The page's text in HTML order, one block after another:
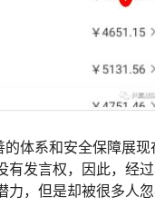
体系和安全保障展
有发言权，因此，经
，但是却被很多人忽